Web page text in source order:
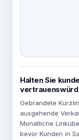
Halten Sie
Gebrandete
ausgehende
Monatliche
bevor Kunden in